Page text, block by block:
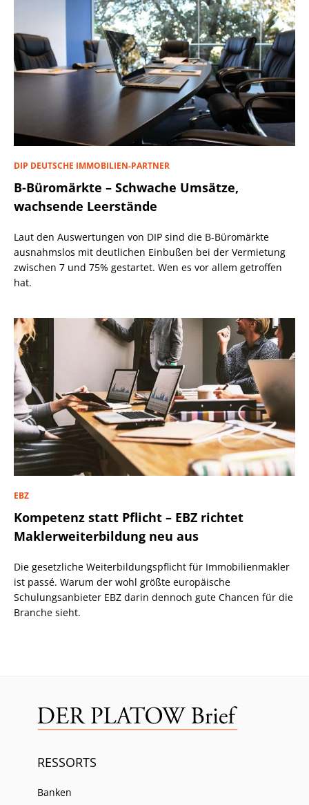
DIP DEUTSCHE IMMOBILIEN-PARTNER
B-Büromärkte – Schwache Umsätze,
wachsende Leerstände
Laut den Auswertungen von DIP sind die B-Büromärkte
ausnahmslos mit deutlichen Einbußen bei der Vermietung
zwischen 7 und 75% gestartet. Wen es vor allem getroffen
hat.
EBZ
Kompetenz statt Pflicht – EBZ richtet
Maklerweiterbildung neu aus
Die gesetzliche Weiterbildungspflicht für Immobilienmakler
ist passé. Warum der wohl größte europäische
Schulungsanbieter EBZ darin dennoch gute Chancen für die
Branche sieht.
RESSORTS
Banken